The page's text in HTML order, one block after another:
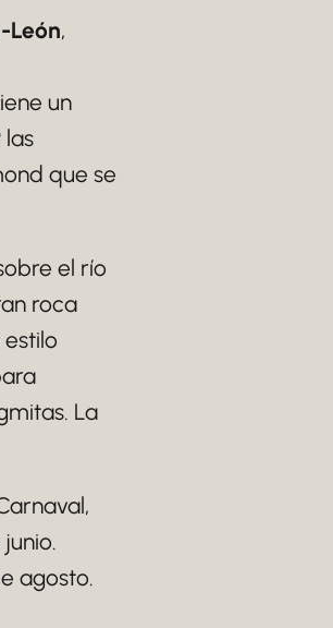
León,
un
que se
el río
roca
La
agosto.